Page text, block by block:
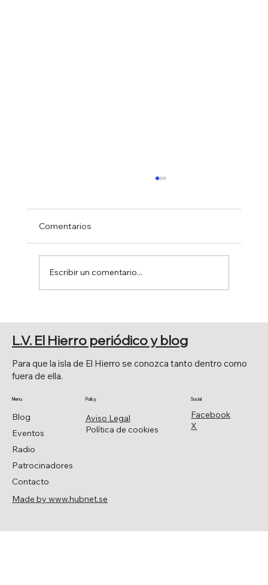
Comentarios
Escribir un comentario...
Facebook
X
Social
Aviso Legal
Política de cookies
Policy
Blog
Eventos
Radio
Patrocinadores
Contacto
Menu
Para que la isla de El Hierro se conozca tanto dentro como
fuera de ella.
L.V. El Hierro periódico y blog
Made by www.hubnet.se